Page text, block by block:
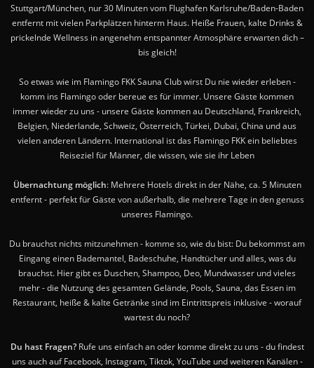
Stuttgart/München, nur 30 Minuten vom Flughafen Karlsruhe/Baden-Baden
entfernt mit vielen Parkplätzen hinterm Haus. Heiße Frauen, kalte Drinks &
prickelnde Wellness in angenehm entspannter Atmosphäre erwarten dich –
bis gleich!
So etwas wie im Flamingo FKK Sauna Club wirst Du nie wieder erleben -
komm ins Flamingo oder bereue es für immer. Unsere Gäste kommen
immer wieder zu uns - unsere Gäste kommen au Deutschland, Frankreich,
Belgien, Niederlande, Schweiz, Österreich, Türkei, Dubai, China und aus
vielen anderen Ländern. International ist das Flamingo FKK ein beliebtes
Reiseziel für Männer, die wissen, wie sie ihr Leben
Übernachtung möglich: Mehrere Hotels direkt in der Nähe, ca. 5 Minuten
entfernt - perfekt für Gäste von außerhalb, die mehrere Tage in den genuss
unseres Flamingo.
Du brauchst nichts mitzunehmen - komme so, wie du bist: Du bekommst am
Eingang einen Bademantel, Badeschuhe, Handtücher und alles, was du
brauchst. Hier gibt es Duschen, Shampoo, Deo, Mundwasser und vieles
mehr - die Nutzung des gesamten Gelände, Pools, Sauna, das Essen im
Restaurant, heiße & kalte Getränke sind im Eintrittspreis inklusive - worauf
wartest du noch?
Du hast Fragen?Rufe uns einfach an oder komme direkt zu uns - du findest
uns auch auf Facebook, Instagram, Tiktok, YouTube und weiteren Kanälen -